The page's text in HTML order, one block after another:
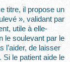
titre, il propose un
», validant par
utile à elle-
le soulevant par le
l’aider, de laisser
le patient aide le